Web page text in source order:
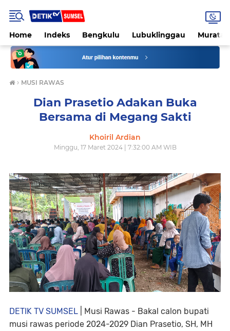
Home Indeks Bengkulu Lubuklinggau
› MUSI RAWAS
Dian Prasetio Adakan Buka
Bersama di Megang Sakti
Khoiril Ardian
Minggu, 17 Maret 2024 | 7:32:00 AM WIB
DETIK TV SUMSEL | Musi Rawas - Bakal calon bupati
musi rawas periode 2024-2029 Dian Prasetio, SH, MH